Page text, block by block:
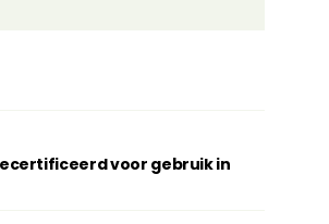
voor gebruik in